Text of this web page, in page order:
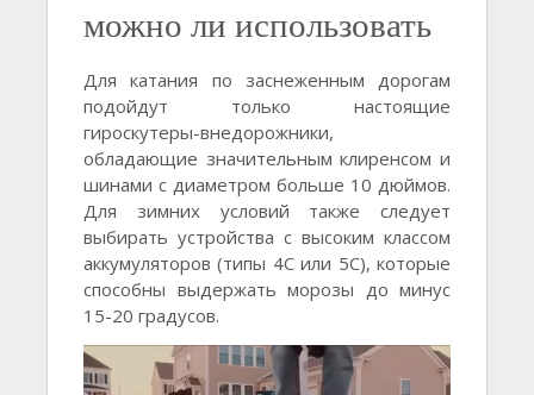
можно ли использовать
Для катания по заснеженным дорогам
подойдут только настоящие
гироскутеры-внедорожники,
обладающие значительным клиренсом и
шинами с диаметром больше 10 дюймов.
Для зимних условий также следует
выбирать устройства с высоким классом
аккумуляторов (типы 4С или 5С), которые
способны выдержать морозы до минус
15-20 градусов.